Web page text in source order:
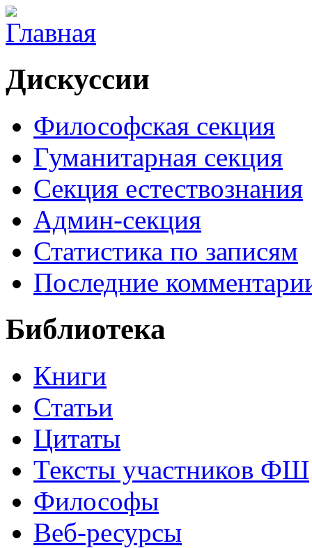
Дискуссии
Философская секция
Гуманитарная секция
Секция естествознания
Админ-секция
Статистика по записям
Последние
Библиотека
Книги
Статьи
Цитаты
Тексты участников ФШ
Философы
Веб-ресурсы